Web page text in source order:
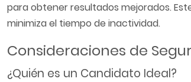
para obtener resultados mejorados.
minimiza el tiempo de inactividad.
Consideraciones de
¿Quién es un Candidato Ideal?